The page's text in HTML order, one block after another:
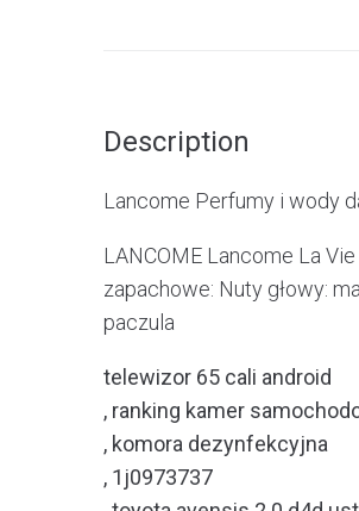
Description
Lancome Perfumy i wody
LANCOME Lancome La
zapachowe: Nuty głowy:
paczula
telewizor 65 cali android
, ranking kamer
, komora dezynfekcyjna
, 1j0973737